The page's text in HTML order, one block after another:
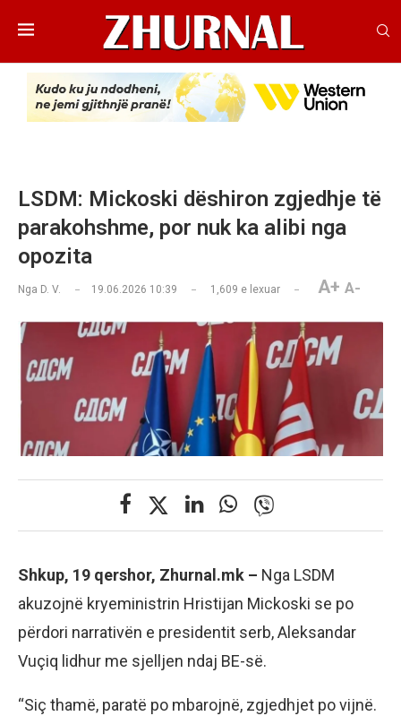
LSDM: Mickoski dëshiron zgjedhje të
parakohshme, por nuk ka alibi nga
opozita
Nga D. V. 19.06.2026 10:39 1,609 e lexuar A+ A-
Shkup, 19 qershor, Zhurnal.mk – Nga LSDM
akuzojnë kryeministrin Hristijan Mickoski se po
përdori narrativën e presidentit serb, Aleksandar
Vuçiq lidhur me sjelljen ndaj BE-së.
“Siç thamë, paratë po mbarojnë, zgjedhjet po vijnë.